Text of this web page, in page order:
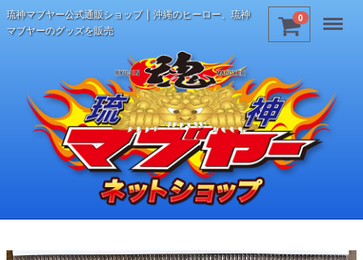
琉神マブヤー公式通販ショップ | 沖縄のヒーロー、琉神
マブヤーのグッズを販売
0 Menu